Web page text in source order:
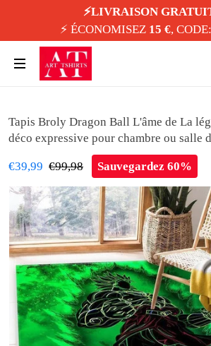
⚡️LIVRAISON
⚡️ ÉCONOMISEZ 15 €, CODE:
Tapis Broly Dragon Ball L'âme de La
déco expressive pour chambre ou salle
€39,99 €99,98 Sauvegardez 60%